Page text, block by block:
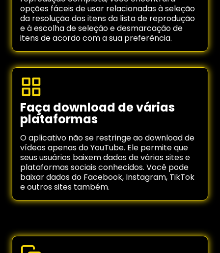
opções fáceis de usar relacionadas à seleção
da resolução dos itens da lista de reprodução
e à escolha de seleção e desmarcação de
itens de acordo com a sua preferência.
Faça download de várias
plataformas
O aplicativo não se restringe ao download de
vídeos apenas do YouTube. Ele permite que
seus usuários baixem dados de vários sites e
plataformas sociais conhecidos. Você pode
baixar dados do Facebook, Instagram, TikTok
e outros sites também.